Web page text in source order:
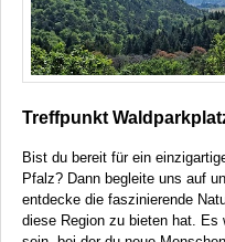
Treffpunkt
Bist du bereit für ein
Pfalz? Dann begleite uns auf
entdecke die faszinierende
diese Region zu bieten hat. Es